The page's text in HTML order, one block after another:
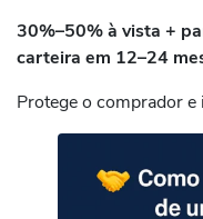
30%–50% à vista +
carteira em 12–24
Protege o comprador